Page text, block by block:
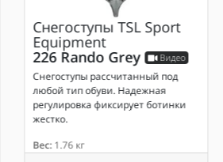
Снегоступы TSL Sport
Equipment
226 Rando Grey Видео
Снегоступы рассчитанный под
любой тип обуви. Надежная
регулировка фиксирует ботинки
жестко.
Вес:1.76 кг